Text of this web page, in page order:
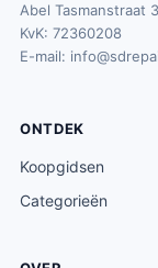
Abel Tasmanstraat
KvK: 72360208
E-mail:
ONTDEK
Koopgidsen
Categorieën